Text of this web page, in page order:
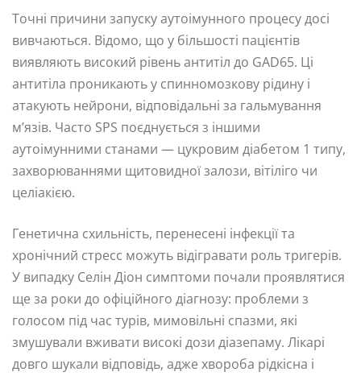
Точні причини запуску аутоімунного процесу досі
вивчаються. Відомо, що у більшості пацієнтів
виявляють високий рівень антитіл до GAD65. Ці
антитіла проникають у спинномозкову рідину і
атакують нейрони, відповідальні за гальмування
м’язів. Часто SPS поєднується з іншими
аутоімунними станами — цукровим діабетом 1 типу,
захворюваннями щитовидної залози, вітіліго чи
целіакією.
Генетична схильність, перенесені інфекції та
хронічний стресс можуть відігравати роль тригерів.
У випадку Селін Діон симптоми почали проявлятися
ще за роки до офіційного діагнозу: проблеми з
голосом під час турів, мимовільні спазми, які
змушували вживати високі дози діазепаму. Лікарі
довго шукали відповідь, адже хвороба рідкісна і